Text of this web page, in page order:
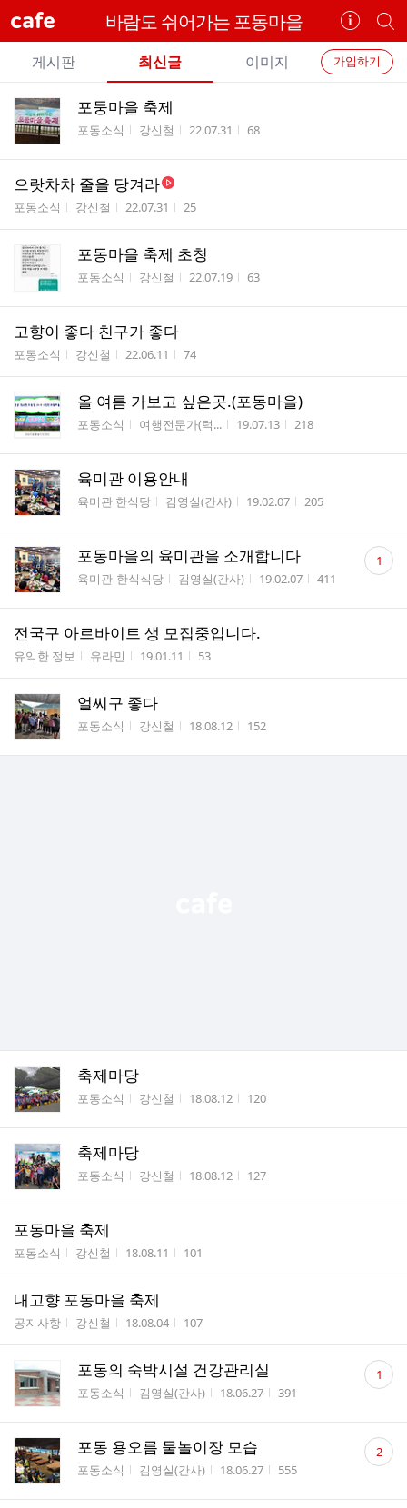
cafe 바람도 쉬어가는 포동마을
카
페
정
보
개
별
카
페
카
페
메
뉴
가입하기
게시판 최신글 이미지
전
체
글
리
포둥마을 축제
게시판명
포동소식 작성자
강신철 작성시간
22.07.31 조회수
68
으랏차차 줄을 당겨라
게시판명
포동소식 작성자
강신철 작성시간
22.07.31 조회수
25
포동마을 축제 초청
게시판명
포동소식 작성자
강신철 작성시간
22.07.19 조회수
63
고향이 좋다 친구가 좋다
게시판명
포동소식 작성자
강신철 작성시간
22.06.11 조회수
74
올 여름 가보고 싶은곳.(포동마을)
게시판명
포동소식 작성자
여행전문가(럭... 작성시간
19.07.13 조회수
218
육미관 이용안내
게시판명
육미관 한식당 작성자
김영실(간사) 작성시간
19.02.07 조회수
205
포동마을의 육미관을 소개합니다
게시판명
육미관-한식식당 작성자
김영실(간사) 작성시간
19.02.07 조회수
411
댓
글 1
전국구 아르바이트 생 모집중입니다.
게시판명
유익한 정보 작성자
유라민 작성시간
19.01.11 조회수
53
얼씨구 좋다
게시판명
포동소식 작성자
강신철 작성시간
18.08.12 조회수
152
축제마당
게시판명
포동소식 작성자
강신철 작성시간
18.08.12 조회수
120
축제마당
게시판명
포동소식 작성자
강신철 작성시간
18.08.12 조회수
127
포동마을 축제
게시판명
포동소식 작성자
강신철 작성시간
18.08.11 조회수
101
내고향 포동마을 축제
게시판명
공지사항 작성자
강신철 작성시간
18.08.04 조회수
107
포동의 숙박시설 건강관리실
게시판명
포동소식 작성자
김영실(간사) 작성시간
18.06.27 조회수
391
댓
글 1
포동 용오름 물놀이장 모습
게시판명
포동소식 작성자
김영실(간사) 작성시간
18.06.27 조회수
555
댓
글 2